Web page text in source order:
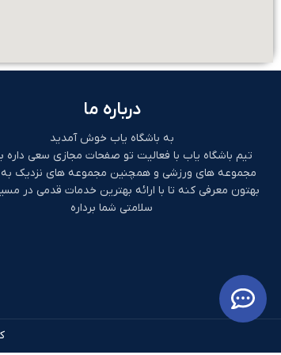
درباره ما
به باشگاه یاب خوش آمدید
تیم باشگاه یاب با فعالیت تو صفحات مجازی سعی داره
مجموعه های ورزشی و همچنین مجموعه های نزدیک به
بهتون معرفی کنه تا با ارائه بهترین خدمات قدمی در
سلامتی شما برداره